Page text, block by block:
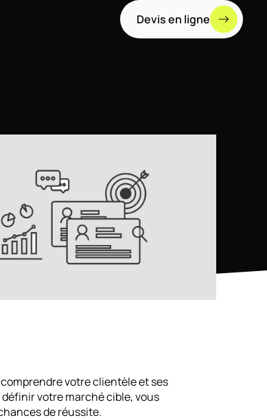
Devis en ligne
votre clientèle et ses
votre marché cible, vous
de réussite.